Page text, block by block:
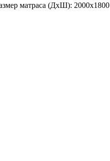
матраса (ДхШ): 2000х1800